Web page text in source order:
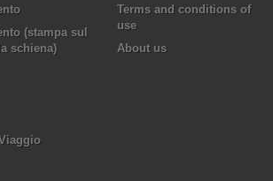
(stampa sul
schiena)
Terms and conditions of
use
About us